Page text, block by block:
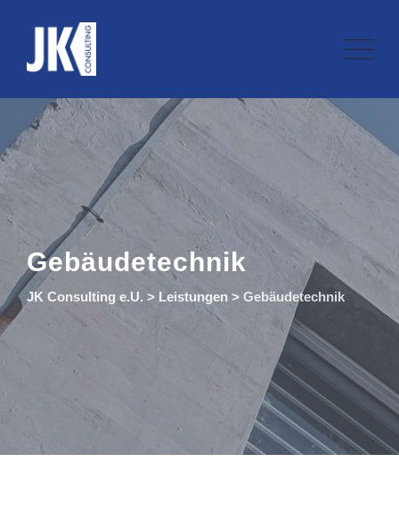
content
Gebäudetechnik
JK Consulting e.U. > Leistungen > Gebäudetechnik